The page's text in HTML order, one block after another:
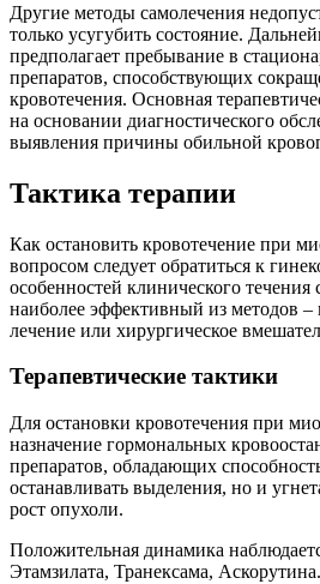
Другие методы самолечения
только усугубить состояние.
предполагает пребывание в
препаратов, способствующих
кровотечения. Основная
на основании диагностического
выявления причины обильной
Тактика терапии
Как остановить кровотечение при
вопросом следует обратиться к
особенностей клинического течения
наиболее эффективный из методов –
лечение или хирургическое
Терапевтические тактики
Для остановки кровотечения при
назначение гормональных
препаратов, обладающих
останавливать выделения, но и
рост опухоли.
Положительная динамика
Этамзилата, Транексама, Аскорутина.